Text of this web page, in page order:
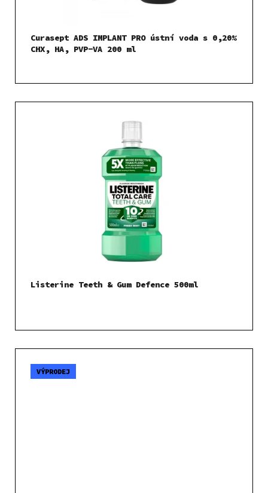
Curasept ADS IMPLANT PRO ústní voda s 0,20%
CHX, HA, PVP-VA 200 ml
Listerine Teeth & Gum Defence 500ml
VÝPRODEJ